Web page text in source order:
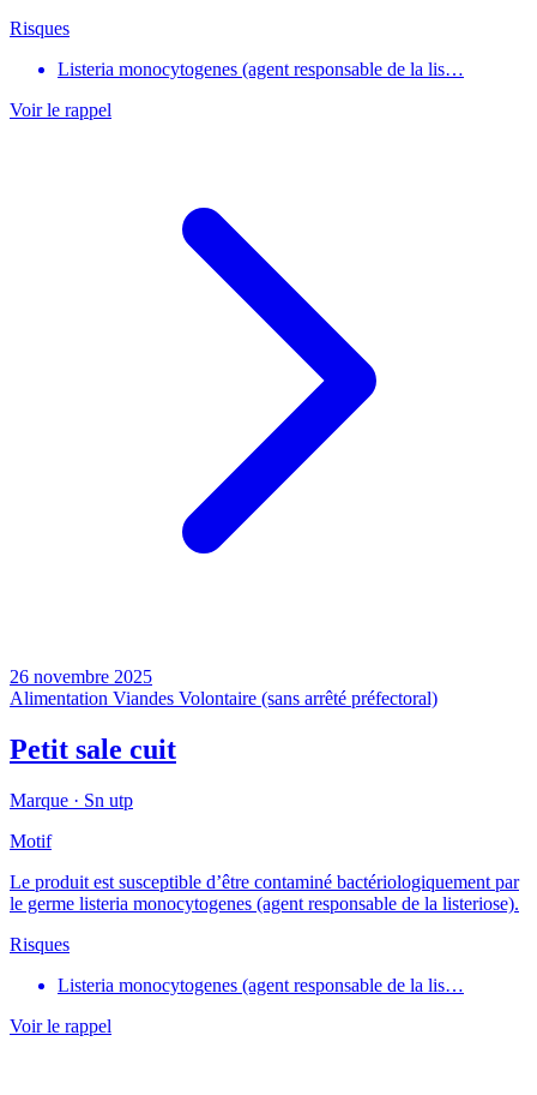
Risques
Listeria monocytogenes (agent responsable de la lis…
Voir le rappel
26 novembre 2025
Alimentation Viandes Volontaire (sans arrêté préfectoral)
Petit sale cuit
Marque · Sn utp
Motif
Le produit est susceptible d’être contaminé bactériologiquement par
le germe listeria monocytogenes (agent responsable de la listeriose).
Risques
Listeria monocytogenes (agent responsable de la lis…
Voir le rappel